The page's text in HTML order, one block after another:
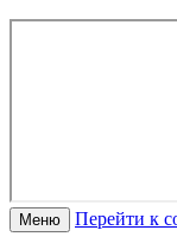
Меню Перейти к